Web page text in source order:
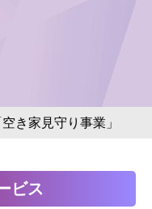
き家見守り事業」
ビス